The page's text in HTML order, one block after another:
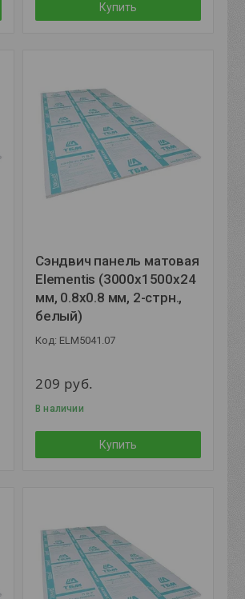
Купить
Сэндвич панель матовая
Elementis (3000x1500x24
мм, 0.8x0.8 мм, 2-стрн.,
белый)
ELM5041.07
209 руб.
В наличии
Купить